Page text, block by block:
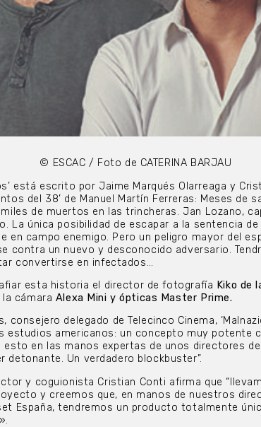
© ESCAC / Foto de CATERINA BARJAU
está escrito por Jaime Marqués Olarreaga y
del 38’ de Manuel Martín Ferreras: Meses de
de muertos en las trincheras. Jan Lozano,
La única posibilidad de escapar a la sentencia
en campo enemigo. Pero un peligro mayor del
contra un nuevo y desconocido adversario.
convertirse en infectados…
esta historia el director de fotografía Kiko de
cámara Alexa Mini y ópticas Master Prime.
consejero delegado de Telecinco Cinema,
estudios americanos: un concepto muy potente
esto en las manos expertas de unos directores
detonante. Un verdadero blockbuster”.
y coguionista Cristian Conti afirma que
y creemos que, en manos de nuestros
España, tendremos un producto totalmente